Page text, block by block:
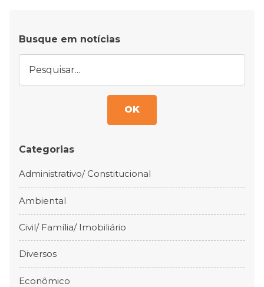
Busque em notícias
OK
Categorias
Administrativo/ Constitucional
Ambiental
Civil/ Família/ Imobiliário
Diversos
Econômico